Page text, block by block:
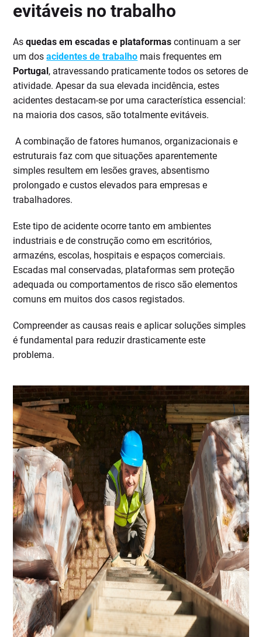
evitáveis no trabalho
Asquedas em escadas e plataformas continuam a ser
um dosacidentes de trabalho mais frequentes em
Portugal, atravessando praticamente todos os setores de
atividade. Apesar da sua elevada incidência, estes
acidentes destacam-se por uma característica essencial:
na maioria dos casos, são totalmente evitáveis.
A combinação de fatores humanos, organizacionais e
estruturais faz com que situações aparentemente
simples resultem em lesões graves, absentismo
prolongado e custos elevados para empresas e
trabalhadores.
Este tipo de acidente ocorre tanto em ambientes
industriais e de construção como em escritórios,
armazéns, escolas, hospitais e espaços comerciais.
Escadas mal conservadas, plataformas sem proteção
adequada ou comportamentos de risco são elementos
comuns em muitos dos casos registados.
Compreender as causas reais e aplicar soluções simples
é fundamental para reduzir drasticamente este
problema.